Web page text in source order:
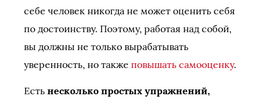
себе человек никогда не может оценить себя
по достоинству. Поэтому, работая над собой,
вы должны не только вырабатывать
уверенность, но также повышать самооценку.
Есть несколько простых упражнений,